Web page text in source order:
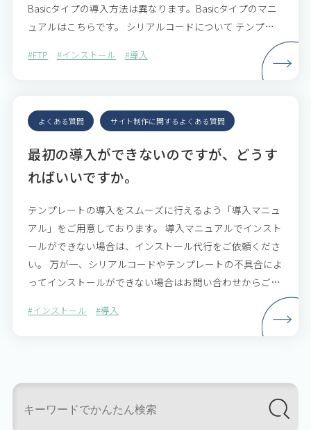
Basicタイプの導入方法は異なります。Basicタイプのマニ
ュアルはこちらです。 シリアルコードについて テンプレ
#FTP #インストール #導入
よくある質問 サイト制作に関するよくある質問
最初の導入ができないのですが、どうす
ればいいですか。
テンプレートの導入をスムーズに行えるよう「導入マニュ
アル」をご用意しております。 導入マニュアルでインスト
ールができない場合は、インストール代行をご依頼くださ
い。 万が一、シリアルコードやテンプレートの不具合によ
ってインストールができない場合はお問い合わせからご連
#インストール #導入